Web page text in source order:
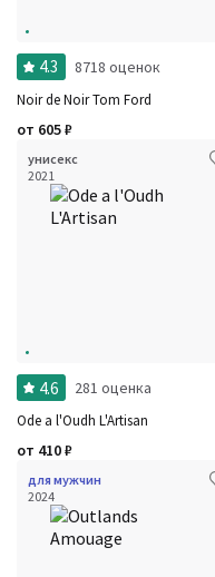
4.3 8718 оценок
Noir de Noir Tom Ford
от 605₽
унисекс
2021
4.6 281 оценка
Ode a l'Oudh L'Artisan
от 410₽
для мужчин
2024